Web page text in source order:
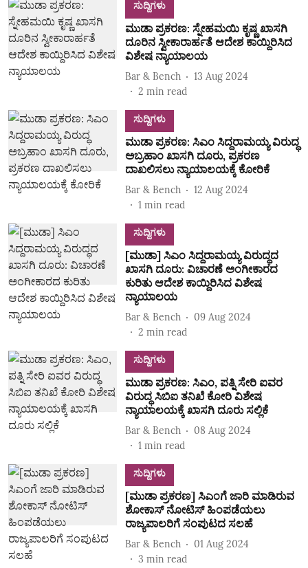
ಸುದ್ದಿಗಳು
ಮುಡಾ ಪ್ರಕರಣ: ಸ್ನೇಹಮಯಿ ಕೃಷ್ಣ ಖಾಸಗಿ
ದೂರಿನ ಸ್ವೀಕಾರಾರ್ಹತೆ ಆದೇಶ ಕಾಯ್ದಿರಿಸಿದ
ವಿಶೇಷ ನ್ಯಾಯಾಲಯ
Bar & Bench
13 Aug 2024
2 min read
ಸುದ್ದಿಗಳು
ಮುಡಾ ಪ್ರಕರಣ: ಸಿಎಂ ಸಿದ್ದರಾಮಯ್ಯ ವಿರುದ್ಧ
ಅಬ್ರಹಾಂ ಖಾಸಗಿ ದೂರು, ಪ್ರಕರಣ
ದಾಖಲಿಸಲು ನ್ಯಾಯಾಲಯಕ್ಕೆ ಕೋರಿಕೆ
Bar & Bench
12 Aug 2024
1 min read
ಸುದ್ದಿಗಳು
[ಮುಡಾ] ಸಿಎಂ ಸಿದ್ದರಾಮಯ್ಯ ವಿರುದ್ಧದ
ಖಾಸಗಿ ದೂರು: ವಿಚಾರಣೆ ಅಂಗೀಕಾರದ
ಕುರಿತು ಆದೇಶ ಕಾಯ್ದಿರಿಸಿದ ವಿಶೇಷ
ನ್ಯಾಯಾಲಯ
Bar & Bench
09 Aug 2024
2 min read
ಸುದ್ದಿಗಳು
ಮುಡಾ ಪ್ರಕರಣ: ಸಿಎಂ, ಪತ್ನಿ ಸೇರಿ ಐವರ
ವಿರುದ್ಧ ಸಿಬಿಐ ತನಿಖೆ ಕೋರಿ ವಿಶೇಷ
ನ್ಯಾಯಾಲಯಕ್ಕೆ ಖಾಸಗಿ ದೂರು ಸಲ್ಲಿಕೆ
Bar & Bench
08 Aug 2024
1 min read
ಸುದ್ದಿಗಳು
[ಮುಡಾ ಪ್ರಕರಣ] ಸಿಎಂಗೆ ಜಾರಿ ಮಾಡಿರುವ
ಶೋಕಾಸ್‌ ನೋಟಿಸ್‌ ಹಿಂಪಡೆಯಲು
ರಾಜ್ಯಪಾಲರಿಗೆ ಸಂಪುಟದ ಸಲಹೆ
Bar & Bench
01 Aug 2024
3 min read